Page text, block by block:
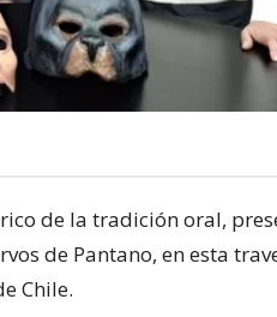
de la tradición oral,
de Pantano, en esta
Chile.